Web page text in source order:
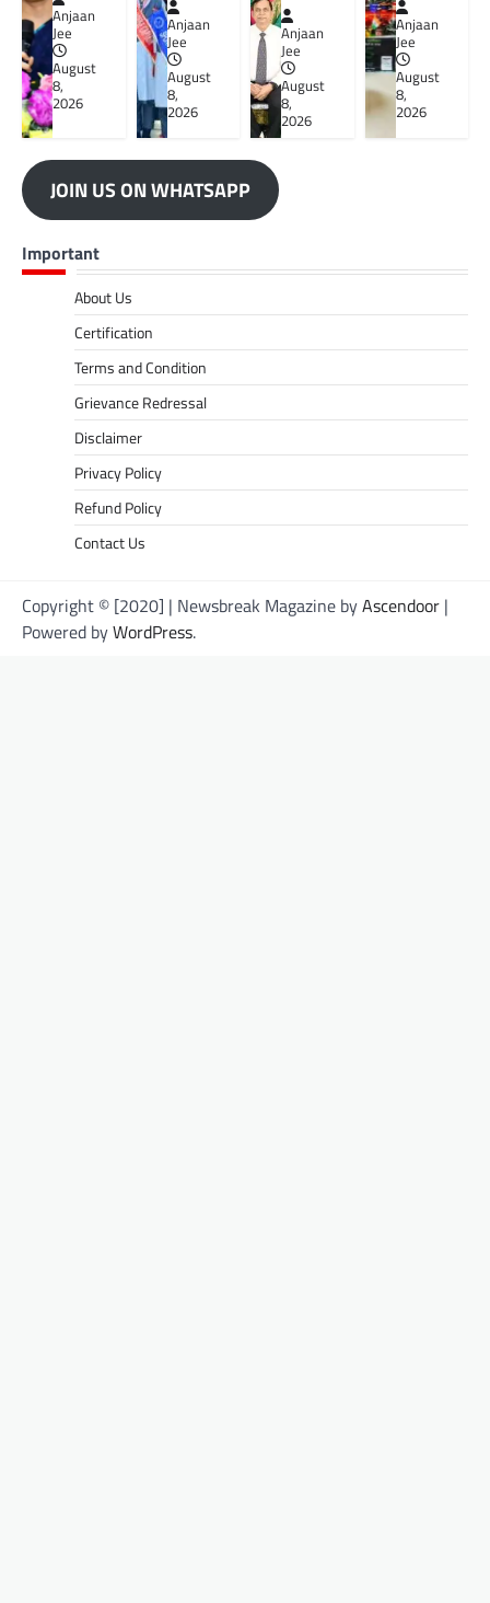
Anjaan
Jee
August
8,
2026
Anjaan
Jee
August
8,
2026
Anjaan
Jee
August
8,
2026
Anjaan
Jee
August
8,
2026
JOIN US ON WHATSAPP
Important
About Us
Certification
Terms and Condition
Grievance Redressal
Disclaimer
Privacy Policy
Refund Policy
Contact Us
Copyright © [2020] | Newsbreak Magazine byAscendoor |
Powered byWordPress.